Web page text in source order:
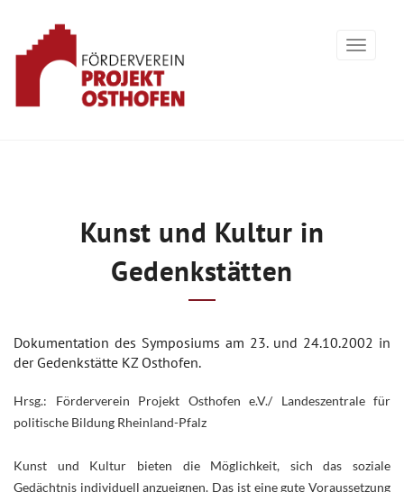
Kunst und Kultur in
Gedenkstätten
Dokumentation des Symposiums am 23. und 24.10.2002 in
der Gedenkstätte KZ Osthofen.
Hrsg.: Förderverein Projekt Osthofen e.V./ Landeszentrale für
politische Bildung Rheinland-Pfalz
Kunst und Kultur bieten die Möglichkeit, sich das soziale
Gedächtnis individuell anzueignen. Das ist eine gute Voraussetzung